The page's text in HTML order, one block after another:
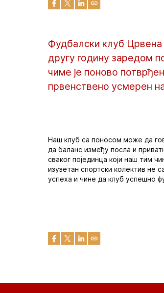
Фудбалски клуб Црвена
другу годину заредом
чиме је поново
првенствено усмерен
Наш клуб са поносом може да
да баланс између посла и
сваког појединца који наш тим
изузетан спортски колектив не
успеха и чине да клуб успешно